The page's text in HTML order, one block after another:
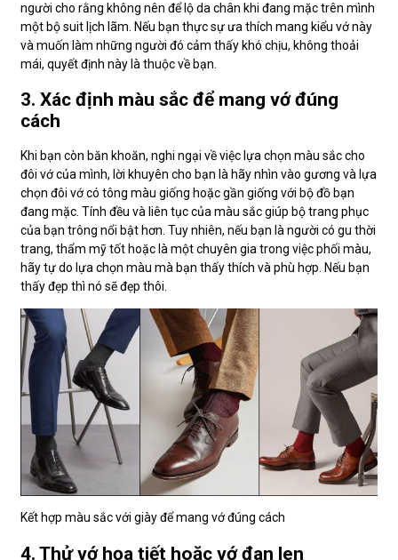
người cho rằng không nên để lộ da chân khi đang mặc trên mình
một bộ suit lịch lãm. Nếu bạn thực sự ưa thích mang kiểu vớ này
và muốn làm những người đó cảm thấy khó chịu, không thoải
mái, quyết định này là thuộc về bạn.
3. Xác định màu sắc để mang vớ đúng
cách
Khi bạn còn băn khoăn, nghi ngại về việc lựa chọn màu sắc cho
đôi vớ của mình, lời khuyên cho bạn là hãy nhìn vào gương và lựa
chọn đôi vớ có tông màu giống hoặc gần giống với bộ đồ bạn
đang mặc. Tính đều và liên tục của màu sắc giúp bộ trang phục
của bạn trông nổi bật hơn. Tuy nhiên, nếu bạn là người có gu thời
trang, thẩm mỹ tốt hoặc là một chuyên gia trong việc phối màu,
hãy tự do lựa chọn màu mà bạn thấy thích và phù hợp. Nếu bạn
thấy đẹp thì nó sẽ đẹp thôi.
Kết hợp màu sắc với giày để mang vớ đúng cách
4. Thử vớ họa tiết hoặc vớ đan len